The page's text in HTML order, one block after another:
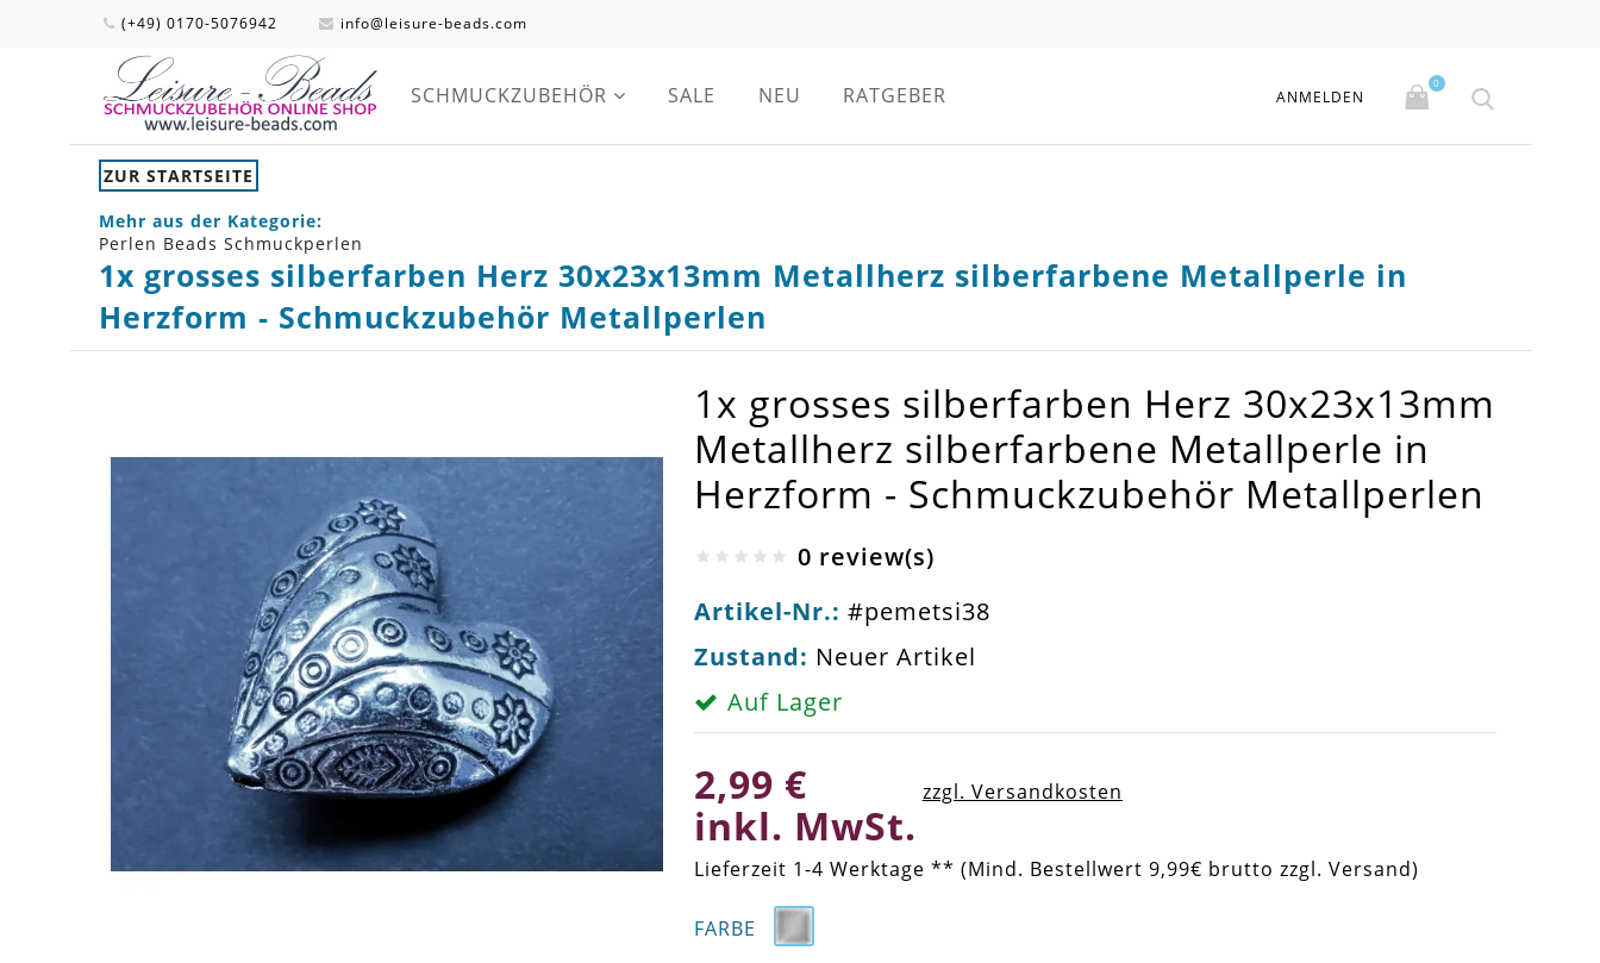
(+49) 0170-5076942 info@leisure-beads.com
SCHMUCKZUBEHÖR SALE NEU RATGEBER ANMELDEN
0
ZUR STARTSEITE
Mehr aus der Kategorie:
Perlen Beads Schmuckperlen
1x grosses silberfarben Herz 30x23x13mm Metallherz silberfarbene Metallperle in
Herzform - Schmuckzubehör Metallperlen
1x grosses silberfarben Herz 30x23x13mm
Metallherz silberfarbene Metallperle in
Herzform - Schmuckzubehör Metallperlen
0 review(s)
Artikel-Nr.: #pemetsi38
Zustand: Neuer Artikel
Auf Lager
2,99 €
inkl. MwSt.
zzgl. Versandkosten
Lieferzeit 1-4 Werktage ** (Mind. Bestellwert 9,99€ brutto zzgl. Versand)
FARBE